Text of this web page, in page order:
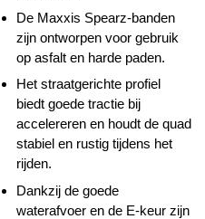
De Maxxis Spearz-banden
zijn ontworpen voor gebruik
op asfalt en harde paden.
Het straatgerichte profiel
biedt goede tractie bij
accelereren en houdt de quad
stabiel en rustig tijdens het
rijden.
Dankzij de goede
waterafvoer en de E-keur zijn